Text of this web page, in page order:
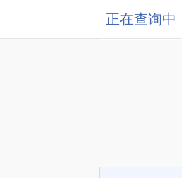
正在查询中